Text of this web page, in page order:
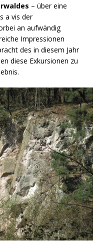
– über eine
a vis der
an aufwändig
Impressionen
des in diesem Jahr
diese Exkursionen zu